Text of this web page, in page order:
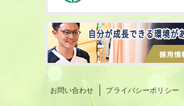
お問い合わせ プライバシーポリシー